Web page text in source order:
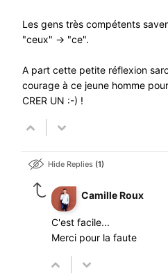
Les gens très compétents
"ceux" -> "ce".
A part cette petite réflexion
courage à ce jeune homme
CRER UN :-) !
Hide Replies 1
Camille Roux
C'est facile...
Merci pour la faute